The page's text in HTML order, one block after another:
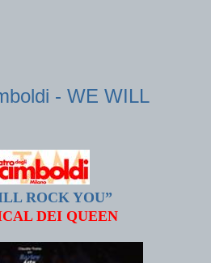
- WE WILL
ROCK YOU”
DEI QUEEN